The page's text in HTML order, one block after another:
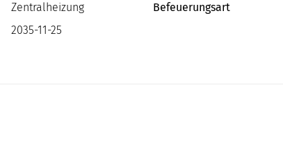
Zentralheizung Befeuerungsart
2035-11-25